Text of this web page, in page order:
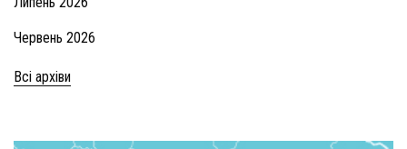
Червень 2026
Всі архіви